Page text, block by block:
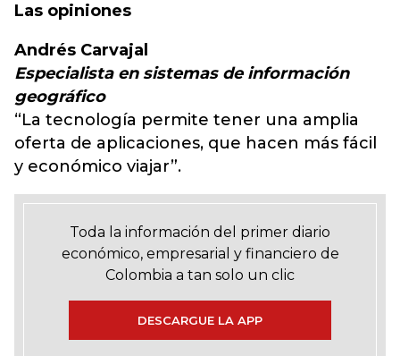
Las opiniones
Andrés Carvajal
Especialista en sistemas de información
geográfico
“La tecnología permite tener una amplia
oferta de aplicaciones, que hacen más fácil
y económico viajar”.
Toda la información del primer diario
económico, empresarial y financiero de
Colombia a tan solo un clic
DESCARGUE LA APP